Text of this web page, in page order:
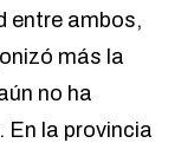
entre ambos,
más la
no ha
En la provincia